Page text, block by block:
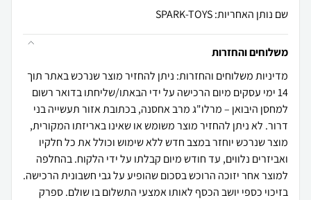
שם נותן האחריות: SPARK-TOYS
משלוחים והחזרות
מדיניות משלוחים והחזרות: ניתן להחזיר מוצר שנרכש באתר תוך
14 ימי עסקים מיום הרכישה על ידי הבאתו/שליחתו בדואר רשום
למחסן היבואן – מרלו"ג מרב אחסנה, בכתובת אזור תעשייה בני
דרור. לא ניתן להחזיר מוצר משומש או שאינו באריזתו המקורית,
מוצר שנרכש יוחזר במצב חדש ללא שימוש וכולל את כל חלקיו
ואביזרים נלווים, עד חודש מיום קבלתו על ידי הלקוח. בהחלפה
למוצר אחר יזוכה הרוכש בסכום שהופיע על גבי חשבונית הרכישה.
בזיכוי כספי יושב הכסף לאותו אמצעי התשלום בו שולם. ספרק